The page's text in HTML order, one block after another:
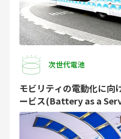
次世代電池
モビリティの電動化に向
ービス(Battery as a
Capital